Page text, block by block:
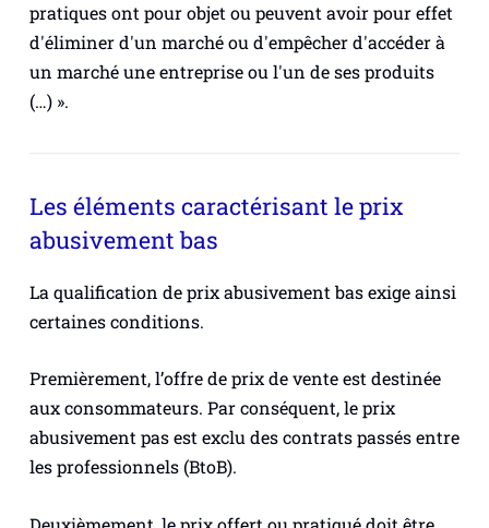
pratiques ont pour objet ou peuvent avoir pour effet
d'éliminer d'un marché ou d'empêcher d'accéder à
un marché une entreprise ou l'un de ses produits
(…) ».
Les éléments caractérisant le prix
abusivement bas
La qualification de prix abusivement bas exige ainsi
certaines conditions.
Premièrement, l’offre de prix de vente est destinée
aux consommateurs. Par conséquent, le prix
abusivement pas est exclu des contrats passés entre
les professionnels (BtoB).